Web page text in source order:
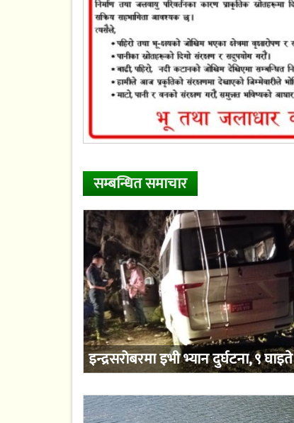
सम्बन्धित समाचार
इन्द्रसरोबरमा इभी भ्यान दुर्घटना, ९ घाइते